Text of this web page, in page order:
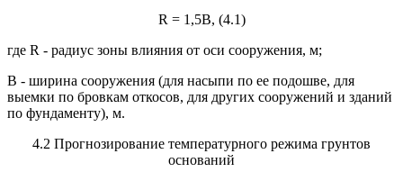
R = 1,5B, (4.1)
где R - радиус зоны влияния от оси сооружения, м;
B - ширина сооружения (для насыпи по ее подошве, для
выемки по бровкам откосов, для других сооружений и зданий
по фундаменту), м.
4.2 Прогнозирование температурного режима грунтов
оснований